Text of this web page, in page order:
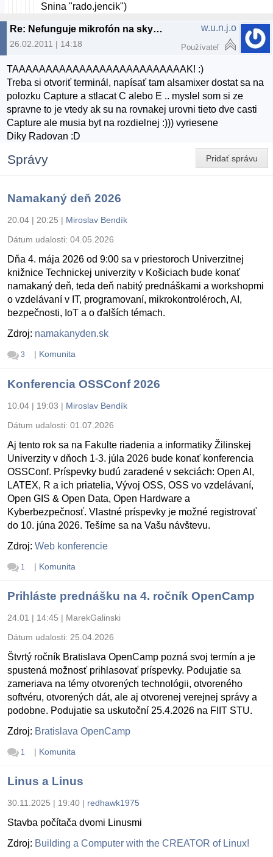
Snina "rado.jencik")
Re: Nefunguje mikrofón na skype
26.02.2011 | 14:18
w.u.n.j.o
Používateľ
TAAAAAAAAAAAAAAAAAAAAAAAAAAK! :)
Treba si otvoriť terminál, napísať tam alsamixer dostat sa na
polozku Capture a stlacat C alebo E .. myslel som si ze
spravne to je vtedy ak su na rovnakej urovni tieto dve casti
Capture ale musia byt na rozdielnej :))) vyriesene
Diky Radovan :D
Pridať správu
Správy
Namakaný deň 2026
20.04 | 20:25 | Miroslav Bendík
Dátum udalosti: 04.05.2026
Dňa 4. mája 2026 od 9:00 sa v priestoroch Univerzitnej
knižnice Technickej univerzity v Košiciach bude konať
namakaný deň, teda deň nabitý prednáškami a workshopmi
o vzdelávaní v IT, programovaní, mikrokontroléroch, AI,
bezpečnosti, IoT a o ďalších témach.
Zdroj: namakanyden.sk
3 | Komunita
Konferencia OSSConf 2026
10.04 | 19:03 | Miroslav Bendík
Dátum udalosti: 01.07.2026
Aj tento rok sa na Fakulte riadenia a informatiky Žilinskej
Univerzity v dňoch 1-3. júla 2026 bude konať konferencia
OSSConf. Príspevky budú zaradené v sekciách: Open AI,
LATEX, R a ich priatelia, Vývoj OSS, OSS vo vzdelávaní,
Open GIS & Open Data, Open Hardware a
Kyberbezpečnosť. Vlastné príspevky je možné registrovať
do 10. júna 2026. Tešíme sa na Vašu návštevu.
Zdroj: Web konferencie
1 | Komunita
Prihláste prednášku na 4. ročník OpenCamp
24.01 | 14:45 | MarekGalinski
Dátum udalosti: 25.04.2026
Štvrtý ročník Bratislava OpenCamp pozná svoj termín a je
spustená možnosť prihlasovať príspevky. Podujatie sa
zameriava na témy otvorených technológii, otvoreného
softvéru, otvorených dát, ale aj otvorenej verejnej správy a
podobne. Podujatie sa uskutoční 25.4.2026 na FIIT STU.
Zdroj: Bratislava OpenCamp
1 | Komunita
Linus a Linus
30.11.2025 | 19:40 | redhawk1975
Stavba počítača dvomi Linusmi
Zdroj: Building a Computer with the CREATOR of Linux!